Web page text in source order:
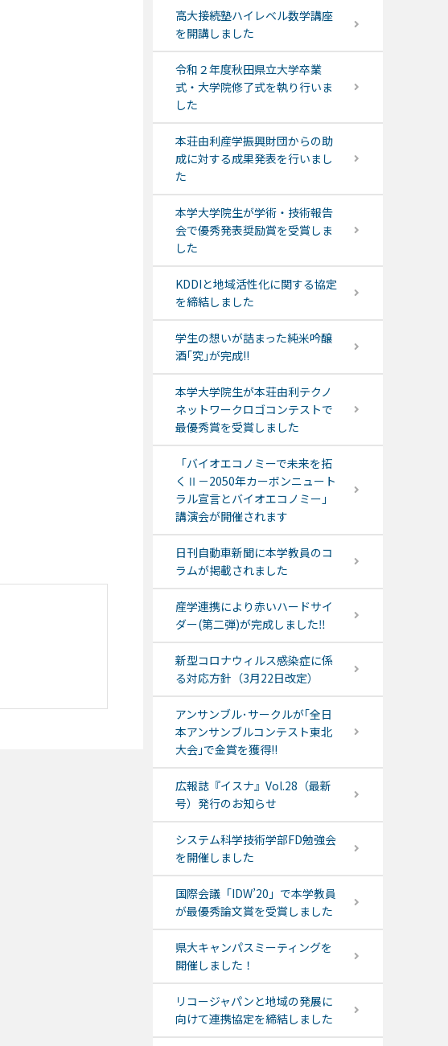
高大接続塾ハイレベル数学講座
を開講しました
令和２年度秋田県立大学卒業
式・大学院修了式を執り行いま
した
本荘由利産学振興財団からの助
成に対する成果発表を行いまし
た
本学大学院生が学術・技術報告
会で優秀発表奨励賞を受賞しま
した
KDDIと地域活性化に関する協定
を締結しました
学生の想いが詰まった純米吟醸
酒｢究｣が完成!!
本学大学院生が本荘由利テクノ
ネットワークロゴコンテストで
最優秀賞を受賞しました
「バイオエコノミーで未来を拓
くⅡ－2050年カーボンニュート
ラル宣言とバイオエコノミー」
講演会が開催されます
日刊自動車新聞に本学教員のコ
ラムが掲載されました
産学連携により赤いハードサイ
ダー(第二弾)が完成しました‼
新型コロナウィルス感染症に係
る対応方針（3月22日改定）
アンサンブル･サークルが｢全日
本アンサンブルコンテスト東北
大会｣で金賞を獲得!!
広報誌『イスナ』Vol.28（最新
号）発行のお知らせ
システム科学技術学部FD勉強会
を開催しました
国際会議「IDW’20」で本学教員
が最優秀論文賞を受賞しました
県大キャンパスミーティングを
開催しました！
リコージャパンと地域の発展に
向けて連携協定を締結しました